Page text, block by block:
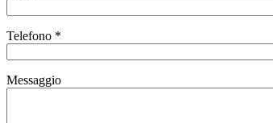
Telefono *
Messaggio